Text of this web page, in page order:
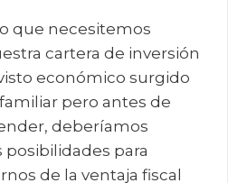
que necesitemos
cartera de inversión
económico surgido
pero antes de
deberíamos
para
de la ventaja fiscal